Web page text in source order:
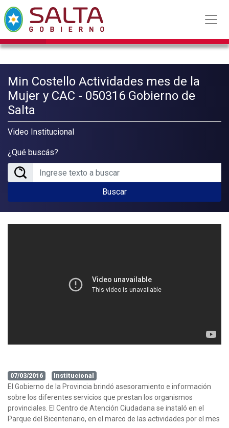
Min Costello Actividades mes de la
Mujer y CAC - 050316 Gobierno de
Salta
Video Institucional
¿Qué buscás?
Buscar
07/03/2016 Institucional
El Gobierno de la Provincia brindó asesoramiento e información
sobre los diferentes servicios que prestan los organismos
provinciales. El Centro de Atención Ciudadana se instaló en el
Parque del Bicentenario, en el marco de las actividades por el mes